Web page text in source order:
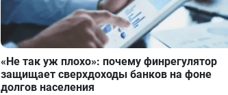
«Не так уж плохо»: почему финрегулятор
защищает сверхдоходы банков на фоне
долгов населения